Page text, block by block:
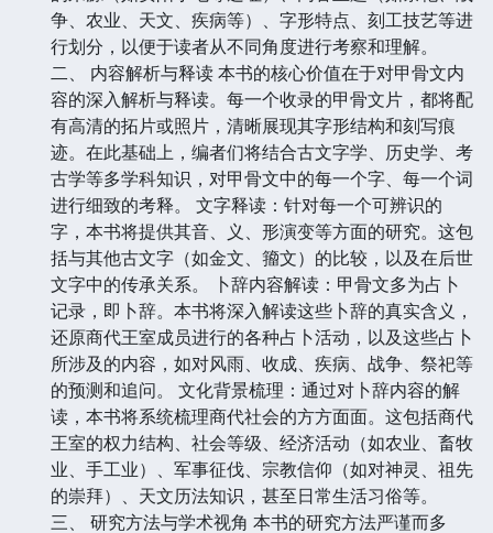
争、农业、天文、疾病等）、字形特点、刻工技艺等进
行划分，以便于读者从不同角度进行考察和理解。
二、 内容解析与释读 本书的核心价值在于对甲骨文内
容的深入解析与释读。每一个收录的甲骨文片，都将配
有高清的拓片或照片，清晰展现其字形结构和刻写痕
迹。在此基础上，编者们将结合古文字学、历史学、考
古学等多学科知识，对甲骨文中的每一个字、每一个词
进行细致的考释。 文字释读：针对每一个可辨识的
字，本书将提供其音、义、形演变等方面的研究。这包
括与其他古文字（如金文、籀文）的比较，以及在后世
文字中的传承关系。 卜辞内容解读：甲骨文多为占卜
记录，即卜辞。本书将深入解读这些卜辞的真实含义，
还原商代王室成员进行的各种占卜活动，以及这些占卜
所涉及的内容，如对风雨、收成、疾病、战争、祭祀等
的预测和追问。 文化背景梳理：通过对卜辞内容的解
读，本书将系统梳理商代社会的方方面面。这包括商代
王室的权力结构、社会等级、经济活动（如农业、畜牧
业、手工业）、军事征伐、宗教信仰（如对神灵、祖先
的崇拜）、天文历法知识，甚至日常生活习俗等。
三、 研究方法与学术视角 本书的研究方法严谨而多